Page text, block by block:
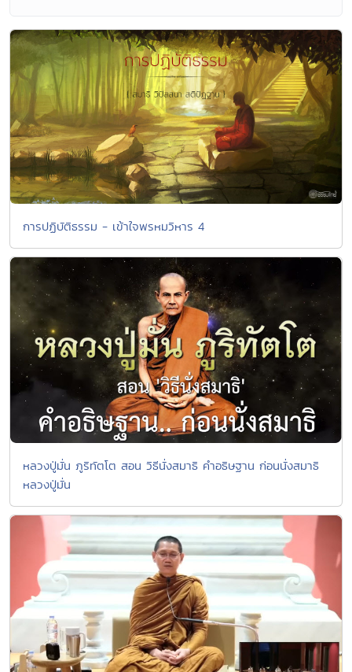
การปฏิบัติธรรม - เข้าใจพรหมวิหาร 4
หลวงปู่มั่น ภูริทัตโต สอน วิธีนั่งสมาธิ คําอธิษฐาน ก่อนนั่งสมาธิ
หลวงปู่มั่น